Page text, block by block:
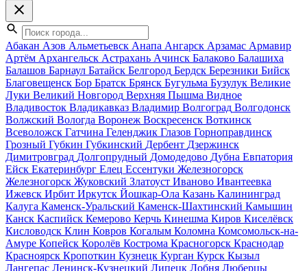
Абакан Азов Альметьевск Анапа Ангарск Арзамас Армавир
Артём Архангельск Астрахань Ачинск Балаково Балашиха
Балашов Барнаул Батайск Белгород Бердск Березники Бийск
Благовещенск Бор Братск Брянск Бугульма Бузулук Великие
Луки Великий Новгород Верхняя Пышма Видное
Владивосток Владикавказ Владимир Волгоград Волгодонск
Волжский Вологда Воронеж Воскресенск Воткинск
Всеволожск Гатчина Геленджик Глазов Горноправдинск
Грозный Губкин Губкинский Дербент Дзержинск
Димитровград Долгопрудный Домодедово Дубна Евпатория
Ейск Екатеринбург Елец Ессентуки Железногорск
Железногорск Жуковский Златоуст Иваново Ивантеевка
Ижевск Ирбит Иркутск Йошкар-Ола Казань Калининград
Калуга Каменск-Уральский Каменск-Шахтинский Камышин
Канск Каспийск Кемерово Керчь Кинешма Киров Киселёвск
Кисловодск Клин Ковров Когалым Коломна Комсомольск-на-
Амуре Копейск Королёв Кострома Красногорск Краснодар
Красноярск Кропоткин Кузнецк Курган Курск Кызыл
Лангепас Ленинск-Кузнецкий Липецк Лобня Люберцы